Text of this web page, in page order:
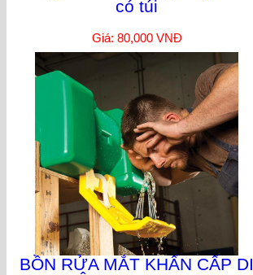
có túi
Giá: 80,000 VNĐ
BỒN RỬA MẮT KHẨN CẤP DI